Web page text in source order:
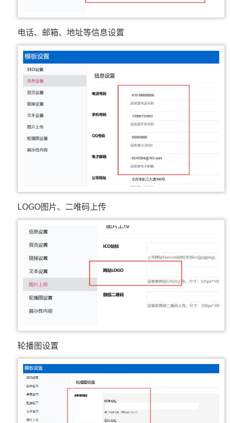
电话、邮箱、地址等信息设置
LOGO图片、二唯码上传
轮播图设置